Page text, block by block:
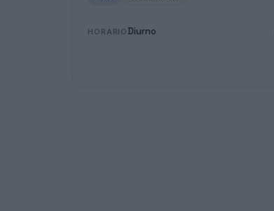
HORARIO Diurno